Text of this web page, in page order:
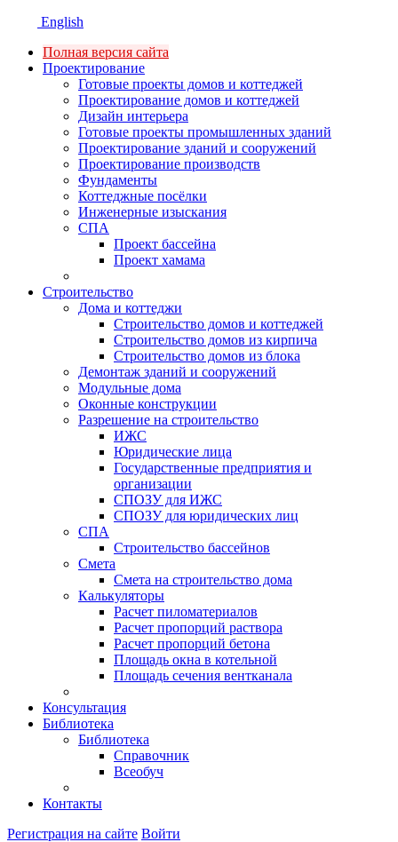
English
Полная версия сайта
Проектирование
Готовые проекты домов и коттеджей
Проектирование домов и коттеджей
Дизайн интерьера
Готовые проекты промышленных зданий
Проектирование зданий и сооружений
Проектирование производств
Фундаменты
Коттеджные посёлки
Инженерные изыскания
СПА
Проект бассейна
Проект хамама
Строительство
Дома и коттеджи
Строительство домов и коттеджей
Строительство домов из кирпича
Строительство домов из блока
Демонтаж зданий и сооружений
Модульные дома
Оконные конструкции
Разрешение на строительство
ИЖС
Юридические лица
Государственные предприятия и
организации
СПОЗУ для ИЖС
СПОЗУ для юридических лиц
СПА
Строительство бассейнов
Смета
Смета на строительство дома
Калькуляторы
Расчет пиломатериалов
Расчет пропорций раствора
Расчет пропорций бетона
Площадь окна в котельной
Площадь сечения вентканала
Консультация
Библиотека
Библиотека
Справочник
Всеобуч
Контакты
Регистрация на сайте Войти